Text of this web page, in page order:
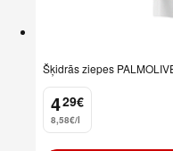
Šķidrās ziepes
4
. 29€
8,58€/l